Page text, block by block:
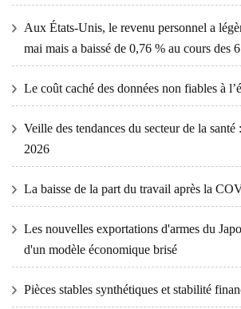
Aux États-Unis, le revenu personnel a
mai mais a baissé de 0,76 % au cours des
Le coût caché des données non fiables à
Veille des tendances du secteur de la
2026
La baisse de la part du travail après la
Les nouvelles exportations d'armes du
d'un modèle économique brisé
Pièces stables synthétiques et stabilité